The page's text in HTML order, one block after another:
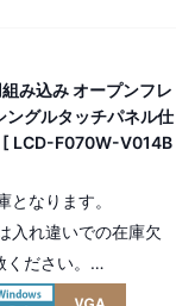
み込み オープンフレ
ングルタッチパネル仕
LCD-F070W-V014B
となります。
入れ違いでの在庫欠
ださい。
ーム型」モニター。